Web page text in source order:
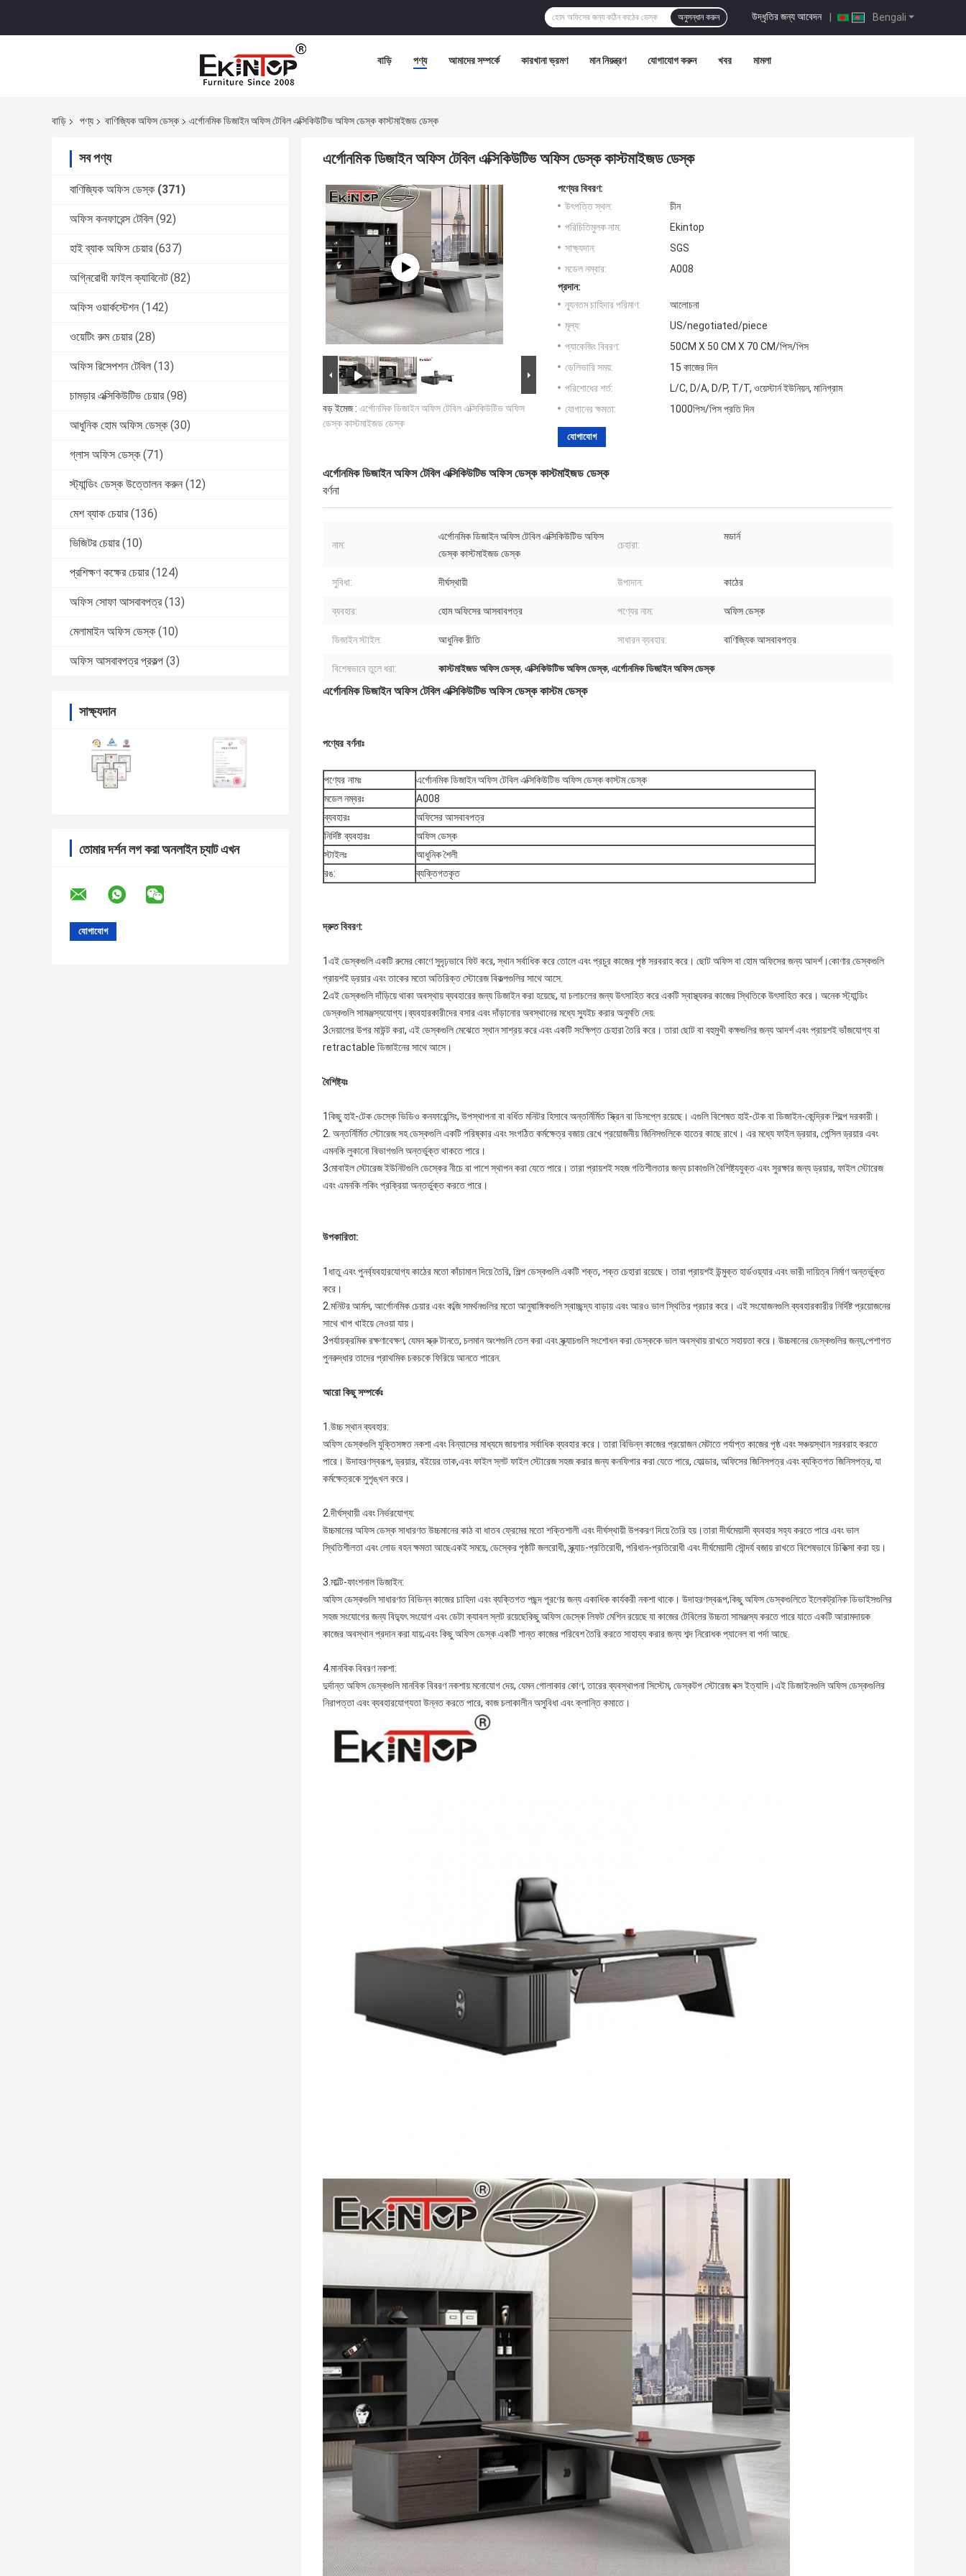
Bengali
উদ্ধৃতির জন্য আবেদন |
অনুসন্ধান করুন
বাড়ি পণ্য আমাদের সম্পর্কে কারখানা ভ্রমণ মান নিয়ন্ত্রণ যোগাযোগ করুন খবর মামলা
বাড়ি পণ্য বাণিজ্যিক অফিস ডেস্ক এর্গোনমিক ডিজাইন অফিস টেবিল এক্সিকিউটিভ অফিস ডেস্ক কাস্টমাইজড ডেস্ক
সব পণ্য
বাণিজ্যিক অফিস ডেস্ক (371)
অফিস কনফারেন্স টেবিল (92)
হাই ব্যাক অফিস চেয়ার (637)
অগ্নিরোধী ফাইল ক্যাবিনেট (82)
অফিস ওয়ার্কস্টেশন (142)
ওয়েটিং রুম চেয়ার (28)
অফিস রিসেপশন টেবিল (13)
চামড়ার এক্সিকিউটিভ চেয়ার (98)
আধুনিক হোম অফিস ডেস্ক (30)
গ্লাস অফিস ডেস্ক (71)
স্ট্যান্ডিং ডেস্ক উত্তোলন করুন (12)
মেশ ব্যাক চেয়ার (136)
ভিজিটর চেয়ার (10)
প্রশিক্ষণ কক্ষের চেয়ার (124)
অফিস সোফা আসবাবপত্র (13)
মেলামাইন অফিস ডেস্ক (10)
অফিস আসবাবপত্র প্রকল্প (3)
সাক্ষ্যদান
তোমার দর্শন লগ করা অনলাইন চ্যাট এখন
এর্গোনমিক ডিজাইন অফিস টেবিল এক্সিকিউটিভ অফিস ডেস্ক কাস্টমাইজড ডেস্ক
বড় ইমেজ : এর্গোনমিক ডিজাইন অফিস টেবিল এক্সিকিউটিভ অফিস
ডেস্ক কাস্টমাইজড ডেস্ক
পণ্যের বিবরণ:
উৎপত্তি স্থল:
চীন
পরিচিতিমুলক নাম:
Ekintop
সাক্ষ্যদান:
SGS
মডেল নম্বার:
A008
প্রদান:
ন্যূনতম চাহিদার পরিমাণ:
আলোচনা
মূল্য:
US/negotiated/piece
প্যাকেজিং বিবরণ:
50CM X 50 CM X 70 CM/পিস/পিস
ডেলিভারি সময়:
15 কাজের দিন
পরিশোধের শর্ত:
L/C, D/A, D/P, T/T, ওয়েস্টার্ন ইউনিয়ন, মানিগ্রাম
যোগানের ক্ষমতা:
1000পিস/পিস প্রতি দিন
যোগাযোগ
এর্গোনমিক ডিজাইন অফিস টেবিল এক্সিকিউটিভ অফিস ডেস্ক কাস্টমাইজড ডেস্ক
বর্ণনা
নাম:
এর্গোনমিক ডিজাইন অফিস টেবিল এক্সিকিউটিভ অফিস
ডেস্ক কাস্টমাইজড ডেস্ক
চেহারা:
মডার্ন
সুবিধা: দীর্ঘস্থায়ী উপাদান: কাঠের
ব্যবহার: হোম অফিসের আসবাবপত্র পণ্যের নাম: অফিস ডেস্ক
ডিজাইন স্টাইল: আধুনিক রীতি সাধারন ব্যবহার: বাণিজ্যিক আসবাবপত্র
বিশেষভাবে তুলে ধরা: কাস্টমাইজড অফিস ডেস্ক, এক্সিকিউটিভ অফিস ডেস্ক, এর্গোনমিক ডিজাইন অফিস ডেস্ক
এর্গোনমিক ডিজাইন অফিস টেবিল এক্সিকিউটিভ অফিস ডেস্ক কাস্টম ডেস্ক
পণ্যের বর্ণনাঃ
পণ্যের নামঃ
এর্গোনমিক ডিজাইন অফিস টেবিল এক্সিকিউটিভ অফিস ডেস্ক কাস্টম ডেস্ক
মডেল নম্বরঃ
A008
ব্যবহারঃ
অফিসের আসবাবপত্র
নির্দিষ্ট ব্যবহারঃ
অফিস ডেস্ক
স্টাইলঃ
আধুনিক শৈলী
রঙ:
ব্যক্তিগতকৃত
দ্রুত বিবরণ:
1এই ডেস্কগুলি একটি রুমের কোণে সুদৃঢ়ভাবে ফিট করে, স্থান সর্বাধিক করে তোলে এবং প্রচুর কাজের পৃষ্ঠ সরবরাহ করে। ছোট অফিস বা হোম অফিসের জন্য আদর্শ।কোণার ডেস্কগুলি
প্রায়শই ড্রয়ার এবং তাকের মতো অতিরিক্ত স্টোরেজ বিকল্পগুলির সাথে আসে.
2এই ডেস্কগুলি দাঁড়িয়ে থাকা অবস্থায় ব্যবহারের জন্য ডিজাইন করা হয়েছে, যা চলাচলের জন্য উৎসাহিত করে একটি স্বাস্থ্যকর কাজের স্থিতিকে উৎসাহিত করে। অনেক স্ট্যান্ডিং
ডেস্কগুলি সামঞ্জস্যযোগ্য।ব্যবহারকারীদের বসার এবং দাঁড়ানোর অবস্থানের মধ্যে স্যুইচ করার অনুমতি দেয়.
3দেয়ালের উপর মাউন্ট করা, এই ডেস্কগুলি মেঝেতে স্থান সাশ্রয় করে এবং একটি সংক্ষিপ্ত চেহারা তৈরি করে। তারা ছোট বা বহুমুখী কক্ষগুলির জন্য আদর্শ এবং প্রায়শই ভাঁজযোগ্য বা
retractable ডিজাইনের সাথে আসে।
বৈশিষ্ট্যঃ
1কিছু হাই-টেক ডেস্কে ভিডিও কনফারেন্সিং, উপস্থাপনা বা বর্ধিত মনিটর হিসাবে অন্তর্নির্মিত স্ক্রিন বা ডিসপ্লে রয়েছে। এগুলি বিশেষত হাই-টেক বা ডিজাইন-কেন্দ্রিক শিল্পে দরকারী।
2. অন্তর্নির্মিত স্টোরেজ সহ ডেস্কগুলি একটি পরিষ্কার এবং সংগঠিত কর্মক্ষেত্র বজায় রেখে প্রয়োজনীয় জিনিসগুলিকে হাতের কাছে রাখে। এর মধ্যে ফাইল ড্রয়ার, পেন্সিল ড্রয়ার এবং
এমনকি লুকানো বিভাগগুলি অন্তর্ভুক্ত থাকতে পারে।
3মোবাইল স্টোরেজ ইউনিটগুলি ডেস্কের নীচে বা পাশে স্থাপন করা যেতে পারে। তারা প্রায়শই সহজ গতিশীলতার জন্য চাকাগুলি বৈশিষ্ট্যযুক্ত এবং সুরক্ষার জন্য ড্রয়ার, ফাইল স্টোরেজ
এবং এমনকি লকিং প্রক্রিয়া অন্তর্ভুক্ত করতে পারে।
উপকারিতা:
1ধাতু এবং পুনর্ব্যবহারযোগ্য কাঠের মতো কাঁচামাল দিয়ে তৈরি, শিল্প ডেস্কগুলি একটি শক্ত, শক্ত চেহারা রয়েছে। তারা প্রায়শই উন্মুক্ত হার্ডওয়্যার এবং ভারী দায়িত্ব নির্মাণ অন্তর্ভুক্ত
করে।
2.মনিটর আর্মস, আর্গোনমিক চেয়ার এবং কব্জি সমর্থনগুলির মতো আনুষাঙ্গিকগুলি স্বাচ্ছন্দ্য বাড়ায় এবং আরও ভাল স্থিতির প্রচার করে। এই সংযোজনগুলি ব্যবহারকারীর নির্দিষ্ট প্রয়োজনের
সাথে খাপ খাইয়ে নেওয়া যায়।
3পর্যায়ক্রমিক রক্ষণাবেক্ষণ, যেমন স্ক্রু টানতে, চলমান অংশগুলি তেল করা এবং স্ক্র্যাচগুলি সংশোধন করা ডেস্ককে ভাল অবস্থায় রাখতে সহায়তা করে। উচ্চমানের ডেস্কগুলির জন্য,পেশাগত
পুনরুদ্ধার তাদের প্রাথমিক চকচকে ফিরিয়ে আনতে পারেন.
আরো কিছু সম্পর্কেঃ
1.উচ্চ স্থান ব্যবহার:
অফিস ডেস্কগুলি যুক্তিসঙ্গত নকশা এবং বিন্যাসের মাধ্যমে জায়গার সর্বাধিক ব্যবহার করে। তারা বিভিন্ন কাজের প্রয়োজন মেটাতে পর্যাপ্ত কাজের পৃষ্ঠ এবং সঞ্চয়স্থান সরবরাহ করতে
পারে। উদাহরণস্বরূপ, ড্রয়ার, বইয়ের তাক,এবং ফাইল স্লট ফাইল স্টোরেজ সহজ করার জন্য কনফিগার করা যেতে পারে, ফোল্ডার, অফিসের জিনিসপত্র এবং ব্যক্তিগত জিনিসপত্র, যা
কর্মক্ষেত্রকে সুশৃঙ্খল করে।
2.দীর্ঘস্থায়ী এবং নির্ভরযোগ্য:
উচ্চমানের অফিস ডেস্ক সাধারণত উচ্চমানের কাঠ বা ধাতব ফ্রেমের মতো শক্তিশালী এবং দীর্ঘস্থায়ী উপকরণ দিয়ে তৈরি হয়।তারা দীর্ঘমেয়াদী ব্যবহার সহ্য করতে পারে এবং ভাল
স্থিতিশীলতা এবং লোড বহন ক্ষমতা আছেএকই সময়ে, ডেস্কের পৃষ্ঠটি জলরোধী, স্ক্র্যাচ-প্রতিরোধী, পরিধান-প্রতিরোধী এবং দীর্ঘমেয়াদী সৌন্দর্য বজায় রাখতে বিশেষভাবে চিকিত্সা করা হয়।
3.মাল্টি-ফাংশনাল ডিজাইন:
অফিস ডেস্কগুলি সাধারণত বিভিন্ন কাজের চাহিদা এবং ব্যক্তিগত পছন্দ পূরণের জন্য একাধিক কার্যকরী নকশা থাকে। উদাহরণস্বরূপ,কিছু অফিস ডেস্কগুলিতে ইলেকট্রনিক ডিভাইসগুলির
সহজ সংযোগের জন্য বিদ্যুৎ সংযোগ এবং ডেটা ক্যাবল স্লট রয়েছেকিছু অফিস ডেস্কে লিফট মেশিন রয়েছে যা কাজের টেবিলের উচ্চতা সামঞ্জস্য করতে পারে যাতে একটি আরামদায়ক
কাজের অবস্থান প্রদান করা যায়;এবং কিছু অফিস ডেস্ক একটি শান্ত কাজের পরিবেশ তৈরি করতে সাহায্য করার জন্য শব্দ নিরোধক প্যানেল বা পর্দা আছে.
4.মানবিক বিবরণ নকশা:
দুর্দান্ত অফিস ডেস্কগুলি মানবিক বিবরণ নকশায় মনোযোগ দেয়, যেমন গোলাকার কোণ, তারের ব্যবস্থাপনা সিস্টেম, ডেস্কটপ স্টোরেজ বক্স ইত্যাদি।এই ডিজাইনগুলি অফিস ডেস্কগুলির
নিরাপত্তা এবং ব্যবহারযোগ্যতা উন্নত করতে পারে, কাজ চলাকালীন অসুবিধা এবং ক্লান্তি কমাতে।